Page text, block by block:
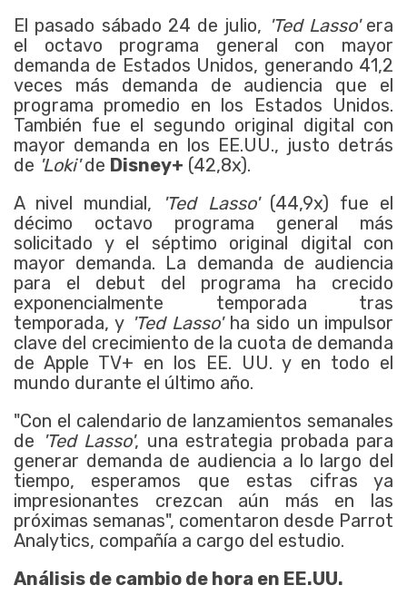
El pasado sábado 24 de julio, 'Ted Lasso'era
el octavo programa general con mayor
demanda de Estados Unidos, generando 41,2
veces más demanda de audiencia que el
programa promedio en los Estados Unidos.
También fue el segundo original digital con
mayor demanda en los EE.UU., justo detrás
de 'Loki'de Disney+ (42,8x).
A nivel mundial,
'Ted Lasso'(44,9x) fue el
décimo octavo programa general más
solicitado y el séptimo original digital con
mayor demanda. La demanda de audiencia
para el debut del programa ha crecido
exponencialmente temporada tras
temporada, y 'Ted Lasso'ha sido un impulsor
clave del crecimiento de la cuota de demanda
de Apple TV+ en los EE. UU. y en todo el
mundo durante el último año.
"Con el calendario de lanzamientos semanales
de 'Ted Lasso', una estrategia probada para
generar demanda de audiencia a lo largo del
tiempo, esperamos que estas cifras ya
impresionantes crezcan aún más en las
próximas semanas", comentaron desde Parrot
Analytics, compañía a cargo del estudio.
Análisis de cambio de hora en EE.UU.